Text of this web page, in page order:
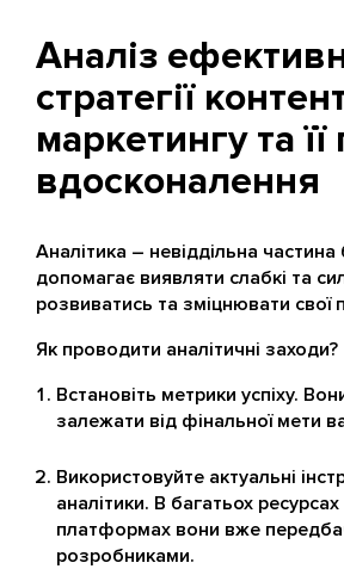
Аналіз
стратегії
маркетингу та її
вдосконалення
Аналітика – невіддільна частина
допомагає виявляти слабкі та
розвиватись та зміцнювати свої
Як проводити аналітичні заходи?
Встановіть метрики успіху.
залежати від фінальної мети
Використовуйте актуальні
аналітики. В багатьох
платформах вони вже
розробниками.